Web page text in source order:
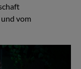
vom